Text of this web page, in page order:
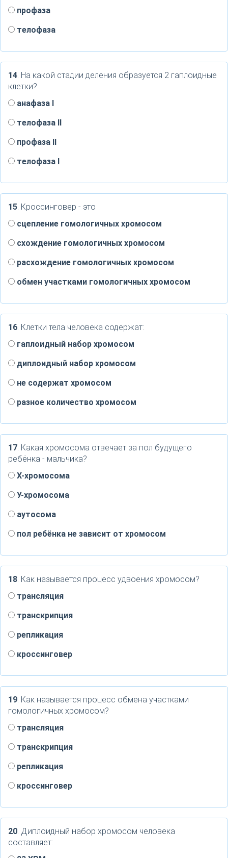
профаза
телофаза
14. На какой стадии деления образуется 2 гаплоидные
клетки?
анафаза I
телофаза II
профаза II
телофаза I
15. Кроссинговер - это
сцепление гомологичных хромосом
схождение гомологичных хромосом
расхождение гомологичных хромосом
обмен участками гомологичных хромосом
16. Клетки тела человека содержат:
гаплоидный набор хромосом
диплоидный набор хромосом
не содержат хромосом
разное количество хромосом
17. Какая хромосома отвечает за пол будущего
ребёнка - мальчика?
Х-хромосома
У-хромосома
аутосома
пол ребёнка не зависит от хромосом
18. Как называется процесс удвоения хромосом?
трансляция
транскрипция
репликация
кроссинговер
19. Как называется процесс обмена участками
гомологичных хромосом?
трансляция
транскрипция
репликация
кроссинговер
20. Диплоидный набор хромосом человека
составляет: